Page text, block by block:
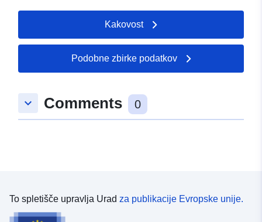
Kakovost
Podobne zbirke podatkov
keyboard_arrow_down Comments 0
To spletišče upravlja Urad za publikacije Evropske unije.